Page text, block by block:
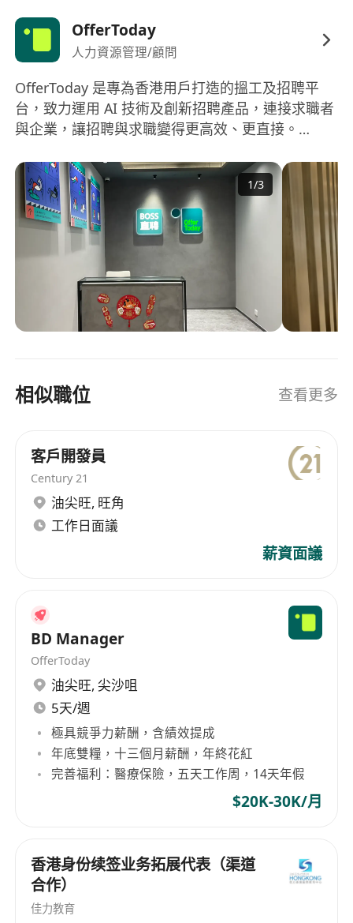
表達與書面溝通能力，能熟練與不同文化背景的
客戶及團隊開展合作；
具備敏銳的商業分析能力、扎實的問題解決能力
及高效的組織協調能力，能快速響應市場變化與
客戶需求；
擁有強烈的創業精神與目標導向意識，執行力突
合作精神；
聰明正直、勤奮上進，樂於主動學習新知識、分
享實戰經驗，對客戶需求有強烈的同理心及優秀
的傾聽能力；
具備全球化視野，能接受短期海外出差，願意長
期外派至海外市場開展工作者優先。
我們提供：
極具競爭力的薪酬體系：固定工資 + 績效獎金 +
底雙糧、節日福利、團建活動、帶薪年假及標準
總監、業務負責人等管理層人士，構建高質量職
業網絡；
定制化成長路徑：「一對一導師帶教 + 實戰項目
鍛煉」培養體系，清晰的晉升通道，依業績可快
速晉升至銷售主管、區域銷售總監等崗位；
圖。
企業的文化：
崇尚技術、自我驅動、用戶第一、簡簡單單。安安
靜靜地幹點狠事。
OfferToday
人力資源管理/顧問
OfferToday 是專為香港用戶打造的搵工及招聘平
台，致力運用 AI 技術及創新招聘產品，連接求職者
與企業，讓招聘與求職變得更高效、更直接。
platform built for Hong Kong, dedicated to
connecting job seekers and employers through
innovative technology and a seamless hiring
experience.
1/3
相似職位 查看更多
客戶開發員
Century 21
油尖旺, 旺角
工作日面議
薪資面議
BD Manager
OfferToday
油尖旺, 尖沙咀
5天/週
極具競爭力薪酬，含績效提成
年底雙糧，十三個月薪酬，年終花紅
完善福利：醫療保險，五天工作周，14天年假
$20K-30K/月
香港身份续签业务拓展代表（渠道
合作）
佳力教育